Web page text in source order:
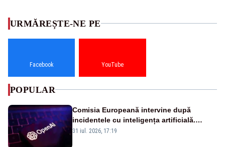
URMĂREȘTE-NE PE
Facebook YouTube
POPULAR
Comisia Europeană intervine după
incidentele cu inteligența artificială.
OpenAI și Anthropic, vizate
31 iul. 2026, 17:19